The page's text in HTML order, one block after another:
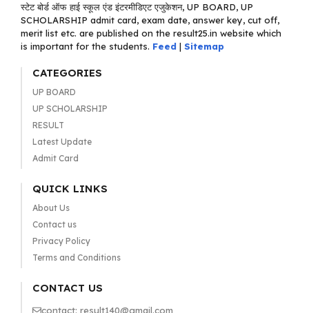
स्टेट बोर्ड ऑफ हाई स्कूल एंड इंटरमीडिएट एजुकेशन, UP BOARD, UP
SCHOLARSHIP admit card, exam date, answer key, cut off,
merit list etc. are published on the result25.in website which
is important for the students. Feed | Sitemap
CATEGORIES
UP BOARD
UP SCHOLARSHIP
RESULT
Latest Update
Admit Card
QUICK LINKS
About Us
Contact us
Privacy Policy
Terms and Conditions
CONTACT US
contact: result140@gmail.com